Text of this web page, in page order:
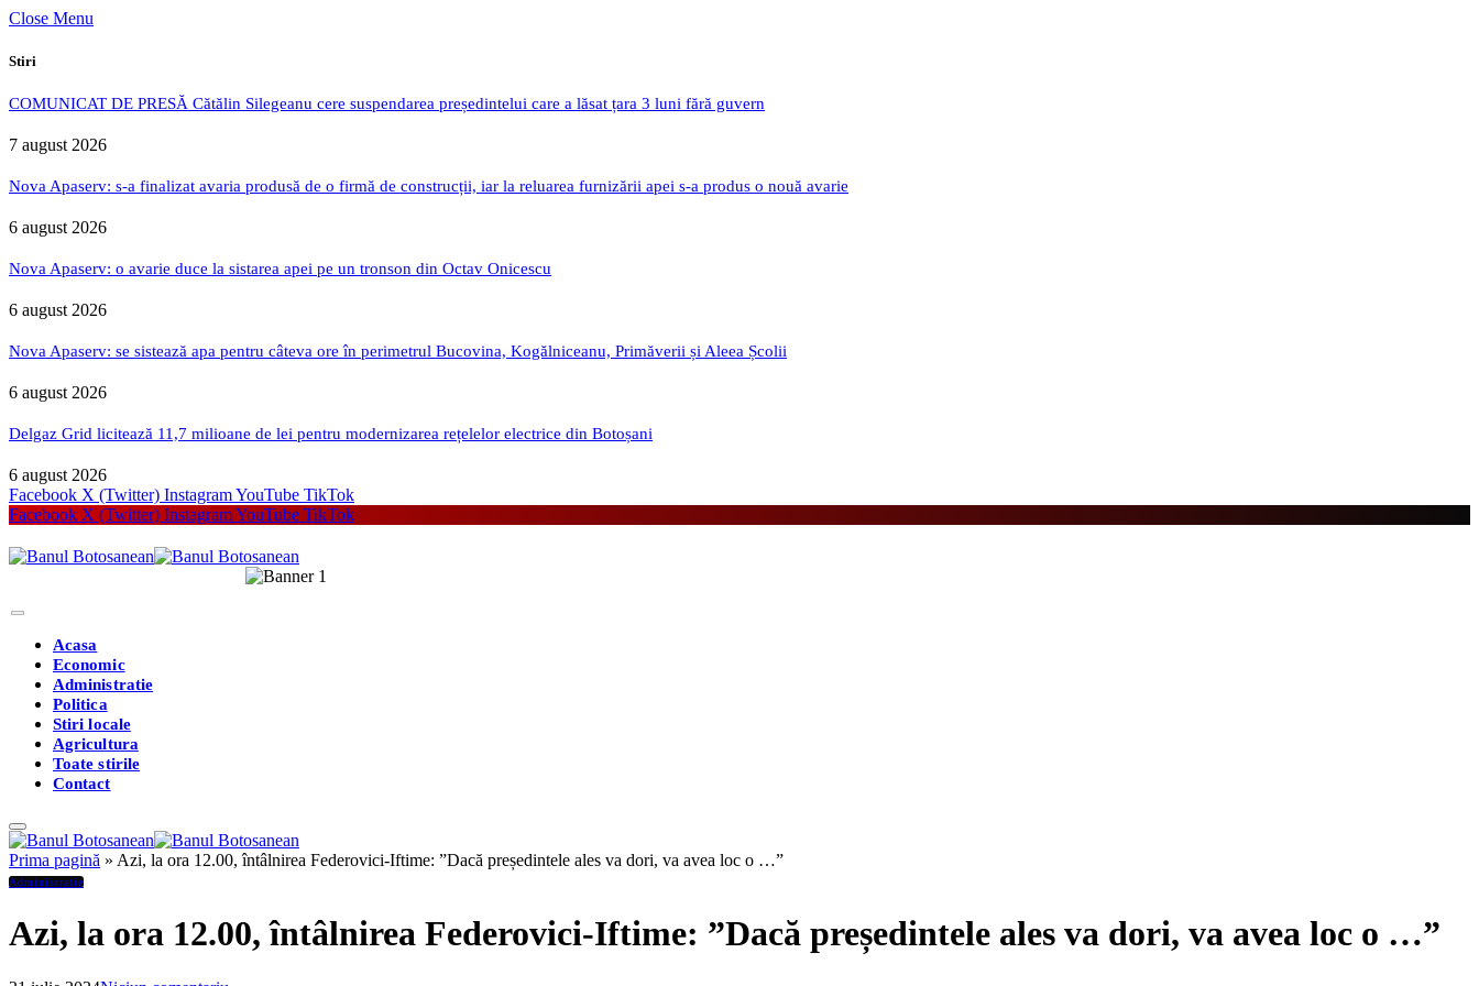
Close Menu
Stiri
COMUNICAT DE PRESĂ Cătălin Silegeanu cere suspendarea președintelui care a lăsat țara 3 luni fără guvern
7 august 2026
Nova Apaserv: s-a finalizat avaria produsă de o firmă de construcții, iar la reluarea furnizării apei s-a produs o nouă avarie
6 august 2026
Nova Apaserv: o avarie duce la sistarea apei pe un tronson din Octav Onicescu
6 august 2026
Nova Apaserv: se sistează apa pentru câteva ore în perimetrul Bucovina, Kogălniceanu, Primăverii și Aleea Școlii
6 august 2026
Delgaz Grid licitează 11,7 milioane de lei pentru modernizarea rețelelor electrice din Botoșani
6 august 2026
Facebook X (Twitter) InstagramYouTube TikTok
Facebook X (Twitter) InstagramYouTube TikTok
Acasa
Economic
Administratie
Politica
Stiri locale
Agricultura
Toate stirile
Contact
Prima pagină » Azi, la ora 12.00, întâlnirea Federovici-Iftime: ”Dacă președintele ales va dori, va avea loc o …”
Administratie
Azi, la ora 12.00, întâlnirea Federovici-Iftime: ”Dacă președintele ales va dori, va avea loc o …”